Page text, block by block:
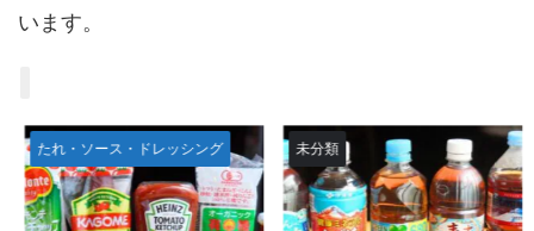
います。
たれ・ソース・ドレッシング 未分類